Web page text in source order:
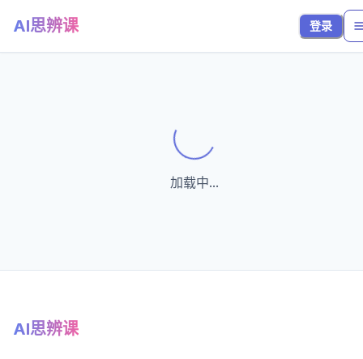
AI思辨课 登录
Loading...
加载中...
AI思辨课